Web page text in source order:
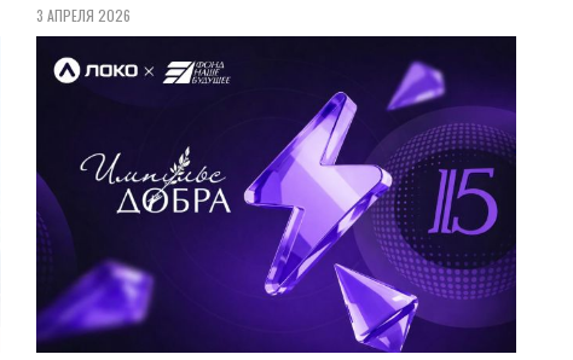
3 АПРЕЛЯ 2026